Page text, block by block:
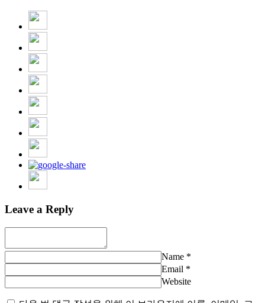
Leave a Reply
Name *
Email *
Website